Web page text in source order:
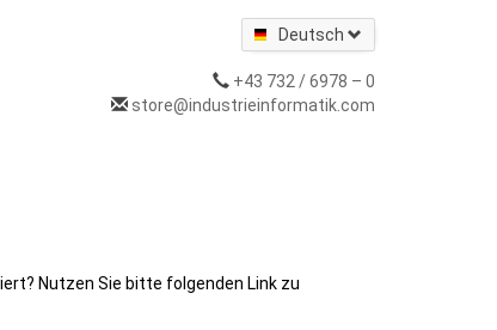
Deutsch
+43 732 / 6978 – 0
store@industrieinformatik.com
Nutzen Sie bitte folgenden Link zu